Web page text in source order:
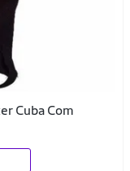
Cuba Com